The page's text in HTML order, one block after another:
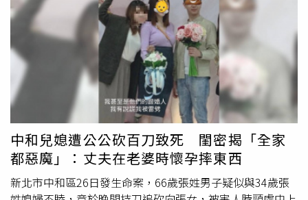
務所必要之協助人力，對其形塑出不友善之職場環境，令顏
員備受壓抑而無法施展其長才。彈劾案文表示，於顏慧欣初
到任經貿辦之際，即以不友善之方式對待。並曾數度於公開
場合否定顏慧欣所提出之意見或想法，甚至對其建言給予嚴
厲斥責之回應，顯然欠缺應有之尊重；被彈劾人指派共用秘
書協助顏慧欣長達近1年，復指派該名協助秘書工作之同仁
兼辦其他業務，致顏慧欣實質上無專任秘書可專心協助其庶
務工作，徒增其原已繁重之工作負荷。彈劾案文提到，於臺
美就對等關稅等經貿議題赴華府與美方進行實體磋商期間，
有意排除亦隨團前往之顏慧欣等協助之團隊成員進入談判現
場而為實質之參與，顯見被彈劾人在參與談判事務過程中，
中和兒媳遭公公砍百刀致死 閨密揭「全家
都惡魔」：丈夫在老婆時懷孕摔東西
新北市中和區26日發生命案，66歲張姓男子疑似與34歲張